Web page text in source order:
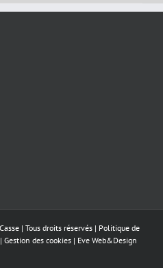
| Tous droits réservés | Politique de
| Gestion des cookies | Eve Web&Design